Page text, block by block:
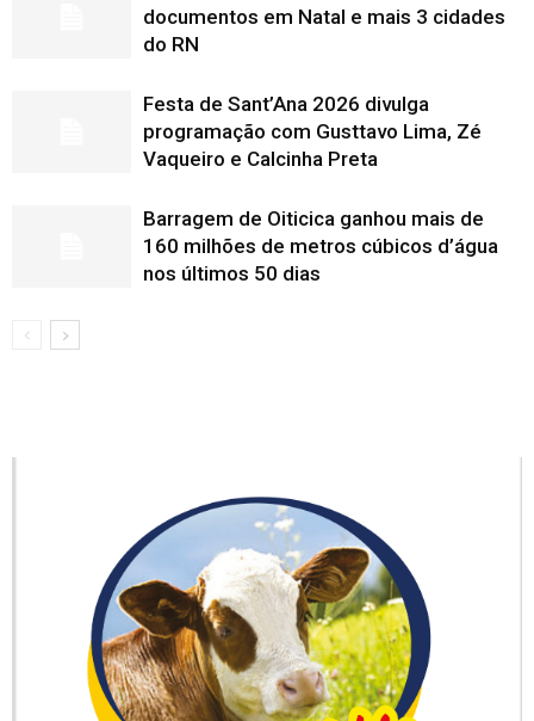
documentos em Natal e mais 3 cidades
do RN
Festa de Sant’Ana 2026 divulga
programação com Gusttavo Lima, Zé
Vaqueiro e Calcinha Preta
Barragem de Oiticica ganhou mais de
160 milhões de metros cúbicos d’água
nos últimos 50 dias